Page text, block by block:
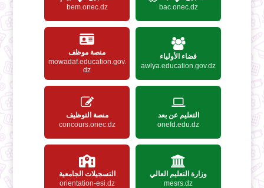
bac.onec.dz
bem.onec.dz
فضاء الأولياء
awlya.education.gov.dz
منصة موظف
mowadaf.education.gov.
dz
التعليم عن بعد
onefd.edu.dz
منصة التوظيف
concours.onec.dz
وزارة التعليم العالي
mesrs.dz
التسجيلات الجامعية
orientation-esi.dz